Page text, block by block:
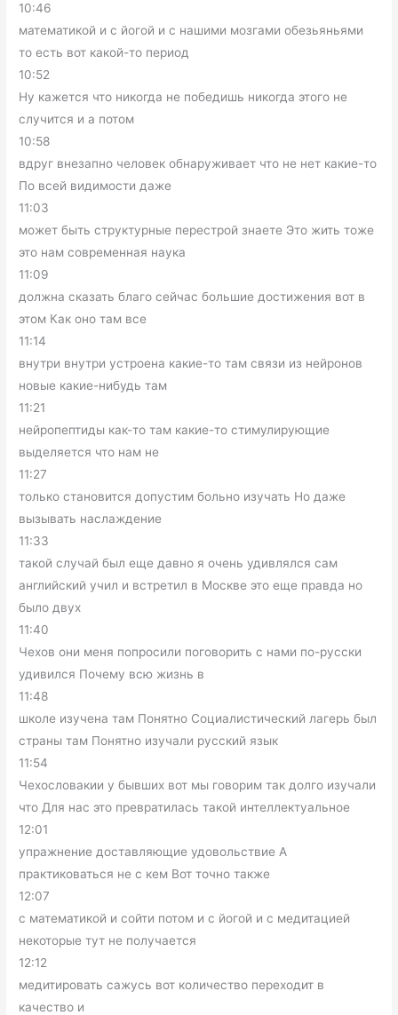
10:46
математикой и с йогой и с нашими мозгами обезьяньями
то есть вот какой-то период
10:52
Ну кажется что никогда не победишь никогда этого не
случится и а потом
10:58
вдруг внезапно человек обнаруживает что не нет какие-то
По всей видимости даже
11:03
может быть структурные перестрой знаете Это жить тоже
это нам современная наука
11:09
должна сказать благо сейчас большие достижения вот в
этом Как оно там все
11:14
внутри внутри устроена какие-то там связи из нейронов
новые какие-нибудь там
11:21
нейропептиды как-то там какие-то стимулирующие
выделяется что нам не
11:27
только становится допустим больно изучать Но даже
вызывать наслаждение
11:33
такой случай был еще давно я очень удивлялся сам
английский учил и встретил в Москве это еще правда но
было двух
11:40
Чехов они меня попросили поговорить с нами по-русски
удивился Почему всю жизнь в
11:48
школе изучена там Понятно Социалистический лагерь был
страны там Понятно изучали русский язык
11:54
Чехословакии у бывших вот мы говорим так долго изучали
что Для нас это превратилась такой интеллектуальное
12:01
упражнение доставляющие удовольствие А
практиковаться не с кем Вот точно также
12:07
с математикой и сойти потом и с йогой и с медитацией
некоторые тут не получается
12:12
медитировать сажусь вот количество переходит в
качество и